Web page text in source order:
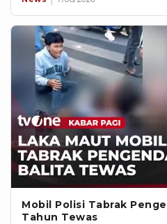
Mobil Polisi Tabrak
Tahun Tewas